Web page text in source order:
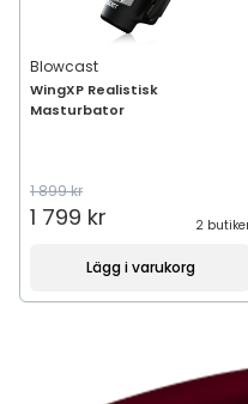
Blowcast
WingXP Realistisk
Masturbator
1 899 kr
1 799 kr 2
Lägg i varukorg